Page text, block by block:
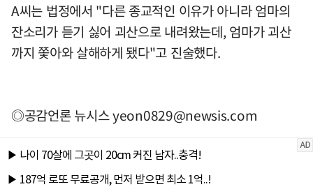
A씨는 법정에서 "다른 종교적인 이유가 아니라 엄마의
잔소리가 듣기 싫어 괴산으로 내려왔는데, 엄마가 괴산
까지 쫓아와 살해하게 됐다"고 진술했다.
◎공감언론 뉴시스yeon0829@newsis.com